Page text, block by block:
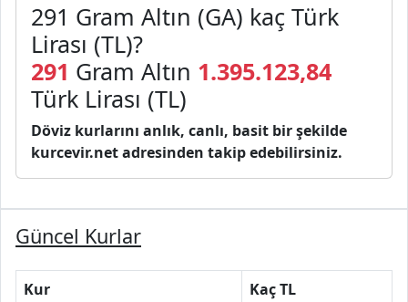
291 Gram Altın (GA) kaç Türk
Lirası (TL)?
291 Gram Altın 1.395.123,84
Türk Lirası (TL)
Döviz kurlarını anlık, canlı, basit bir şekilde
kurcevir.net adresinden takip edebilirsiniz.
Güncel Kurlar
Kur
Kaç TL